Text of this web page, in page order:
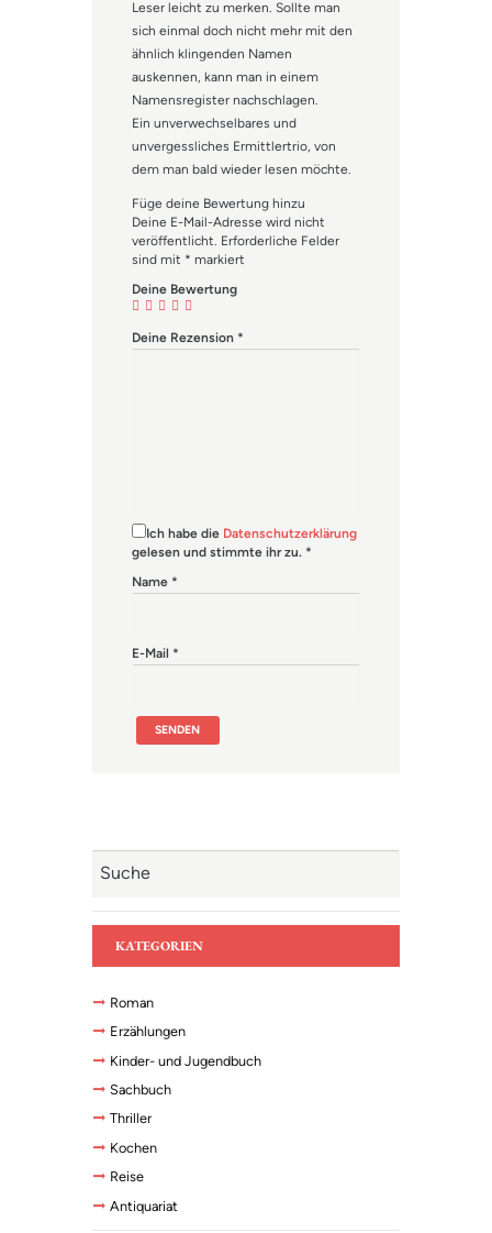
Leser leicht zu merken. Sollte man
sich einmal doch nicht mehr mit den
ähnlich klingenden Namen
auskennen, kann man in einem
Namensregister nachschlagen.
Ein unverwechselbares und
unvergessliches Ermittlertrio, von
dem man bald wieder lesen möchte.
Füge deine Bewertung hinzu
Deine E-Mail-Adresse wird nicht
veröffentlicht. Erforderliche Felder
sind mit * markiert
Deine Bewertung
Deine Rezension *
Ich habe die Datenschutzerklärung
gelesen und stimmte ihr zu. *
Name *
E-Mail *
KATEGORIEN
Roman
Erzählungen
Kinder- und Jugendbuch
Sachbuch
Thriller
Kochen
Reise
Antiquariat